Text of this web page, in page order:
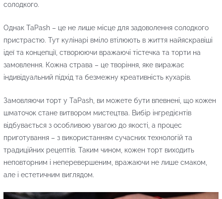
солодкого.
Однак TaPash – це не лише місце для задоволення солодкого
пристрастю. Тут кулінарі вміло втілюють в життя найяскравіші
ідеї та концепції, створюючи вражаючі тістечка та торти на
замовлення. Кожна страва – це творіння, яке виражає
індивідуальний підхід та безмежну креативність кухарів.
Замовляючи торт у TaPash, ви можете бути впевнені, що кожен
шматочок стане витвором мистецтва. Вибір інгредієнтів
відбувається з особливою увагою до якості, а процес
приготування – з використанням сучасних технологій та
традиційних рецептів. Таким чином, кожен торт виходить
неповторним і неперевершеним, вражаючи не лише смаком,
але і естетичним виглядом.